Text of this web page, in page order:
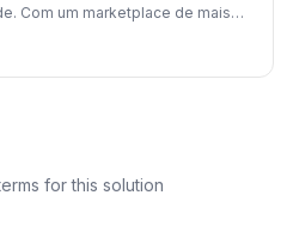
Com um marketplace de mais
API flexível, é possível
necessidades específicas da sua
for this solution